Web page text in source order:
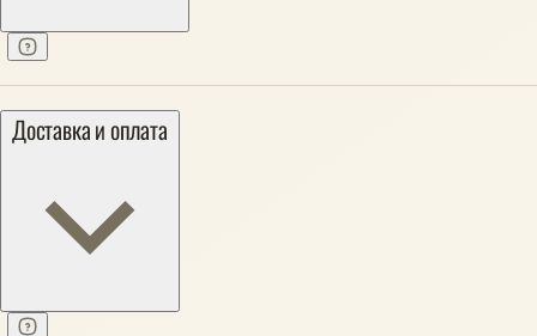
Доставка и оплата